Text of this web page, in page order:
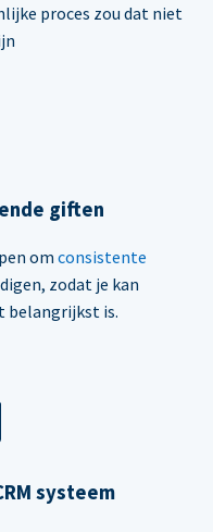
proces zou dat niet
giften
om consistente
zodat je kan
belangrijkst is.
systeem